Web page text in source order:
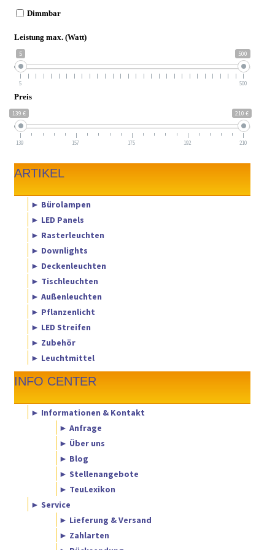
Dimmbar
Leistung max. (Watt)
5 500
5 500
Preis
139 € 210 €
139 157 175 192 210
ARTIKEL
► Bürolampen
► LED Panels
► Rasterleuchten
► Downlights
► Deckenleuchten
► Tischleuchten
► Außenleuchten
► Pflanzenlicht
► LED Streifen
► Zubehör
► Leuchtmittel
INFO CENTER
► Informationen & Kontakt
► Anfrage
► Über uns
► Blog
► Stellenangebote
► TeuLexikon
► Service
► Lieferung & Versand
► Zahlarten